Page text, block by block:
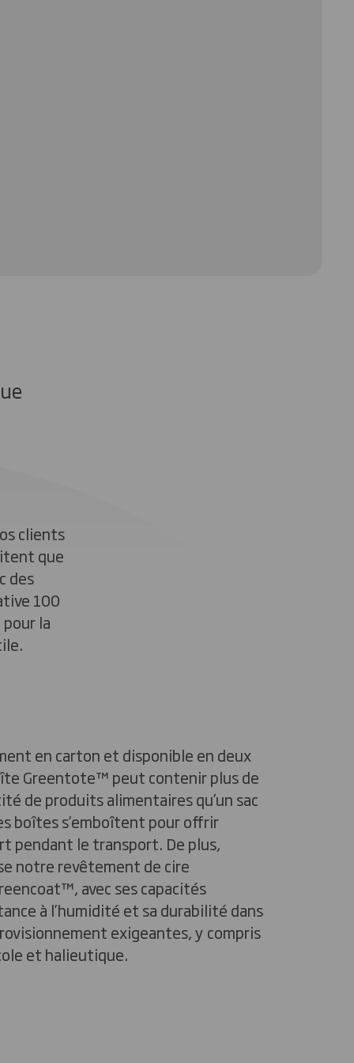
clients
que
des
100
la
en carton et disponible en deux
Greentote™️ peut contenir plus de
de produits alimentaires qu’un sac
boîtes s’emboîtent pour offrir
pendant le transport. De plus,
notre revêtement de cire
avec ses capacités
à l’humidité et sa durabilité dans
exigeantes, y compris
et halieutique.